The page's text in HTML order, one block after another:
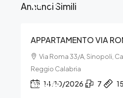
Annunci Simili
€8.179
APPARTAMENTO VIA
Via Roma 33/A, Sinopoli,
Reggio Calabria
14/10/2026 7
€7.424